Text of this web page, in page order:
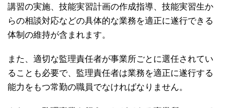
講習の実施、技能実習計画の作成指導、技能実習生か
らの相談対応などの具体的な業務を適正に遂行できる
体制の維持が含まれます。
また、適切な監理責任者が事業所ごとに選任されてい
ることも必要で、監理責任者は業務を適正に遂行する
能力をもつ常勤の職員でなければなりません。